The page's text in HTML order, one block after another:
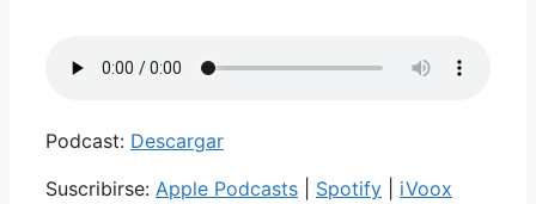
Podcast: Descargar
Suscribirse: Apple Podcasts Spotify
iVoox